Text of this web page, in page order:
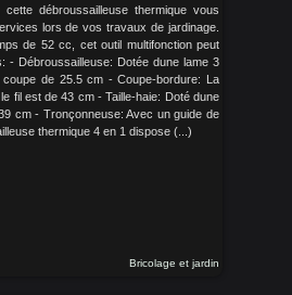
débroussailleuse thermique vous
lors de vos travaux de jardinage.
de 52 cc, cet outil multifonction peut
- Débroussailleuse: Dotée dune lame 3
de 25.5 cm - Coupe-bordure: La
fil est de 43 cm - Taille-haie: Doté dune
cm - Tronçonneuse: Avec un guide de
thermique 4 en 1 dispose (...)
Bricolage et jardin